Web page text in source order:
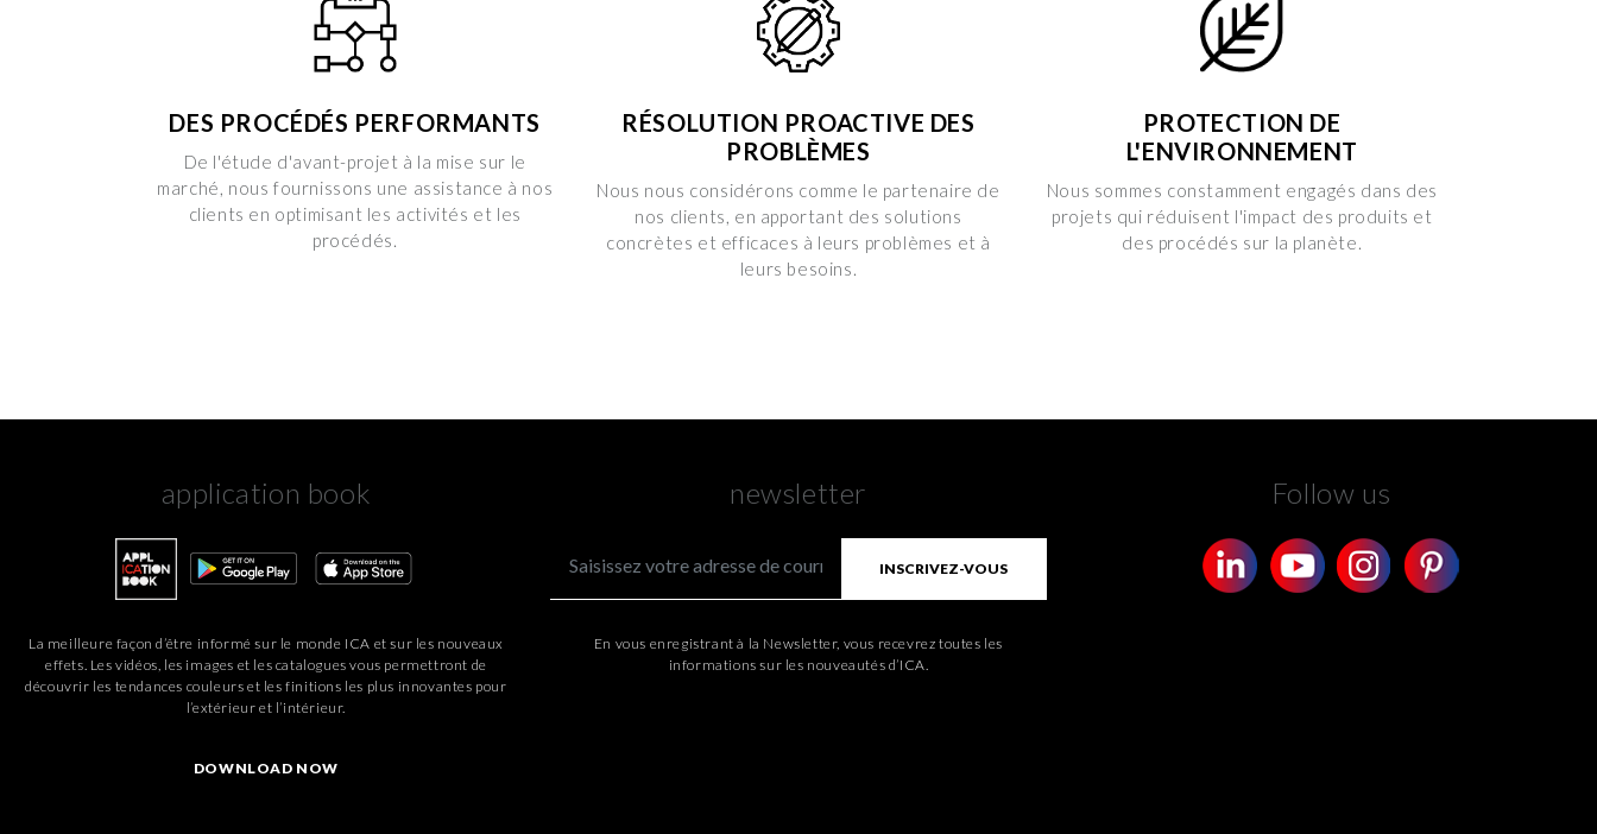
DES PROCÉDÉS PERFORMANTS
De l'étude d'avant-projet à la mise sur le
marché, nous fournissons une assistance à nos
clients en optimisant les activités et les
procédés.
RÉSOLUTION PROACTIVE DES
PROBLÈMES
Nous nous considérons comme le partenaire de
nos clients, en apportant des solutions
concrètes et efficaces à leurs problèmes et à
leurs besoins.
PROTECTION DE
L'ENVIRONNEMENT
Nous sommes constamment engagés dans des
projets qui réduisent l'impact des produits et
des procédés sur la planète.
application book
La meilleure façon d’être informé sur le monde ICA et sur les nouveaux
effets. Les vidéos, les images et les catalogues vous permettront de
découvrir les tendances couleurs et les finitions les plus innovantes pour
l’extérieur et l’intérieur.
DOWNLOAD NOW
newsletter
INSCRIVEZ-VOUS
En vous enregistrant à la Newsletter, vous recevrez toutes les
informations sur les nouveautés d’ICA.
Follow us